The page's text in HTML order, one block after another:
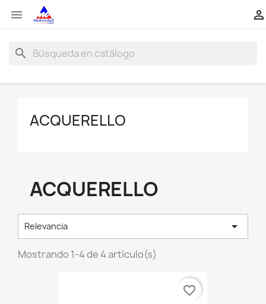
 
search
ACQUERELLO
ACQUERELLO
Relevancia 
Mostrando 1-4 de 4 artículo(s)
favorite_border